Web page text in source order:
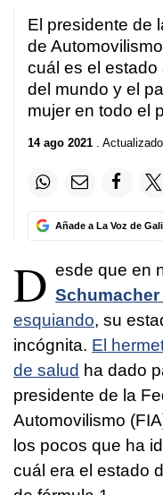
El presidente de
de
cuál es el
del mundo y el
mujer en todo el
14 ago 2021 .
Añade a La Voz de
D esde que en
Schumacher
esquiando, su
incógnita. El
de salud ha dado
presidente de la
Automovilismo
los pocos que ha
cuál era el estado